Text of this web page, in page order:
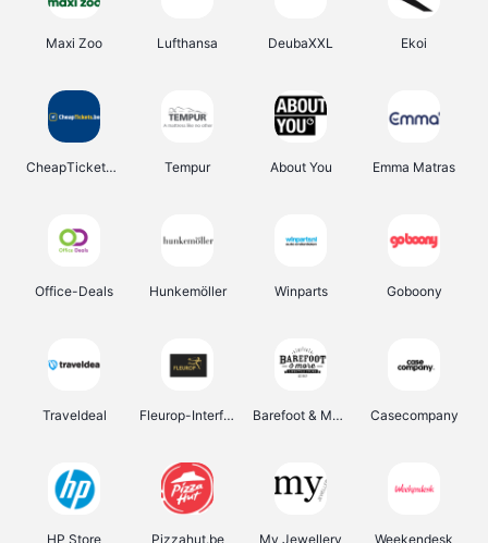
Maxi Zoo Lufthansa DeubaXXL Ekoi
CheapTickets.be Tempur About You Emma Matras
Office-Deals Hunkemöller Winparts Goboony
Traveldeal Fleurop-Interflora Barefoot & More Casecompany
HP Store Pizzahut.be My Jewellery Weekendesk